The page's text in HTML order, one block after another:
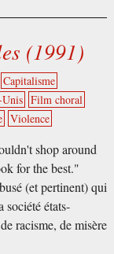
(1991)
Capitalisme
Film choral
Violence
shop around
for the best."
(et pertinent) qui
société états-
racisme, de misère